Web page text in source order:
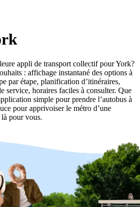
appli de transport collectif pour York?
: affichage instantané des options à
par étape, planification d’itinéraires,
service, horaires faciles à consulter. Que
simple pour prendre l’autobus à
pour apprivoiser le métro d’une
pour vous.